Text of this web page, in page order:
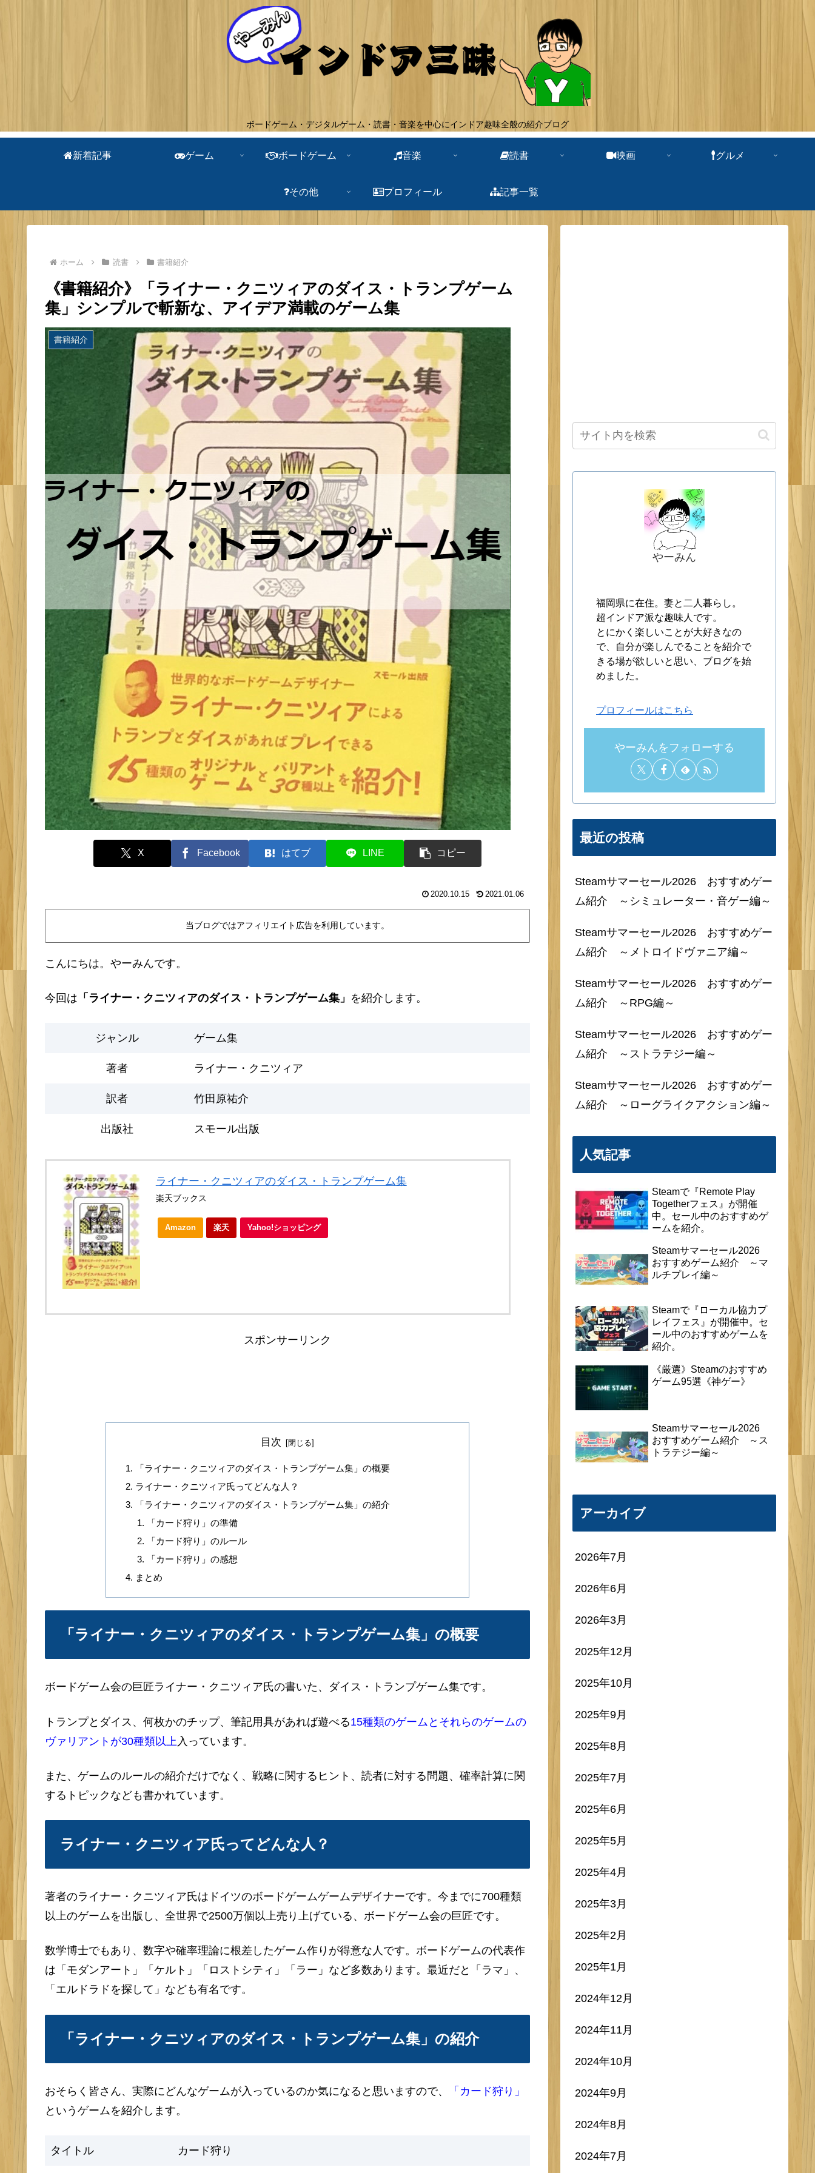
ボードゲーム・デジタルゲーム・読書・音楽を中心にインドア趣味全般の紹介ブログ
新着記事 ゲーム ボードゲーム 音楽 読書 映画 グルメ
その他 プロフィール 記事一覧
ホーム 読書 書籍紹介
《書籍紹介》「ライナー・クニツィアのダイス・トランプゲーム
集」シンプルで斬新な、アイデア満載のゲーム集
書籍紹介
X Facebook はてブ LINE コピー
2020.10.15 2021.01.06
当ブログではアフィリエイト広告を利用しています。
こんにちは。やーみんです。
今回は 「ライナー・クニツィアのダイス・トランプゲーム集」 を紹介します。
ジャンル ゲーム集
著者 ライナー・クニツィア
訳者 竹田原祐介
出版社 スモール出版
ライナー・クニツィアのダイス・トランプゲーム集
楽天ブックス
Amazon 楽天 Yahoo!ショッピング
スポンサーリンク
目次
「ライナー・クニツィアのダイス・トランプゲーム集」の概要
ライナー・クニツィア氏ってどんな人？
「ライナー・クニツィアのダイス・トランプゲーム集」の紹介
「カード狩り」の準備
「カード狩り」のルール
「カード狩り」の感想
まとめ
「ライナー・クニツィアのダイス・トランプゲーム集」の概要
ボードゲーム会の巨匠ライナー・クニツィア氏の書いた、ダイス・トランプゲーム集です。
トランプとダイス、何枚かのチップ、筆記用具があれば遊べる15種類のゲームとそれらのゲームの
ヴァリアントが30種類以上 入っています。
また、ゲームのルールの紹介だけでなく、戦略に関するヒント、読者に対する問題、確率計算に関
するトピックなども書かれています。
ライナー・クニツィア氏ってどんな人？
著者のライナー・クニツィア氏はドイツのボードゲームゲームデザイナーです。今までに700種類
以上のゲームを出版し、全世界で2500万個以上売り上げている、ボードゲーム会の巨匠です。
数学博士でもあり、数字や確率理論に根差したゲーム作りが得意な人です。ボードゲームの代表作
は「モダンアート」「ケルト」「ロストシティ」「ラー」など多数あります。最近だと「ラマ」、
「エルドラドを探して」なども有名です。
「ライナー・クニツィアのダイス・トランプゲーム集」の紹介
おそらく皆さん、実際にどんなゲームが入っているのか気になると思いますので、
「カード狩り」
というゲームを紹介します。
タイトル カード狩り
やーみん
福岡県に在住。妻と二人暮らし。
超インドア派な趣味人です。
とにかく楽しいことが大好きなの
で、自分が楽しんでることを紹介で
きる場が欲しいと思い、ブログを始
めました。
プロフィールはこちら
やーみんをフォローする
最近の投稿
Steamサマーセール2026 おすすめゲー
ム紹介 ～シミュレーター・音ゲー編～
Steamサマーセール2026 おすすめゲー
ム紹介 ～メトロイドヴァニア編～
Steamサマーセール2026 おすすめゲー
ム紹介 ～RPG編～
Steamサマーセール2026 おすすめゲー
ム紹介 ～ストラテジー編～
Steamサマーセール2026 おすすめゲー
ム紹介 ～ローグライクアクション編～
人気記事
Steamで『Remote Play
Togetherフェス』が開催
中。セール中のおすすめゲ
ームを紹介。
Steamサマーセール2026
おすすめゲーム紹介 ～マ
ルチプレイ編～
Steamで『ローカル協力プ
レイフェス』が開催中。セ
ール中のおすすめゲームを
紹介。
《厳選》Steamのおすすめ
ゲーム95選《神ゲー》
Steamサマーセール2026
おすすめゲーム紹介 ～ス
トラテジー編～
アーカイブ
2026年7月
2026年6月
2026年3月
2025年12月
2025年10月
2025年9月
2025年8月
2025年7月
2025年6月
2025年5月
2025年4月
2025年3月
2025年2月
2025年1月
2024年12月
2024年11月
2024年10月
2024年9月
2024年8月
2024年7月